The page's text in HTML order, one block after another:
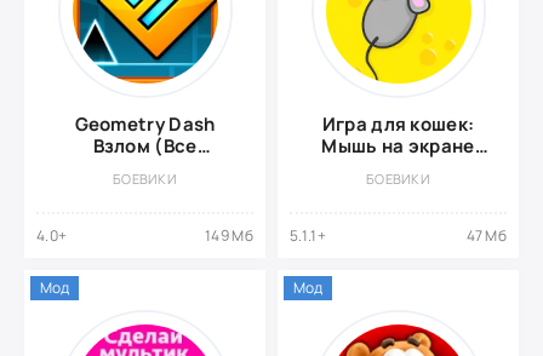
Geometry Dash
Взлом (Все
БОЕВИКИ
4.0+ 149 Мб
Игра для кошек:
Мышь на экране
игры]
БОЕВИКИ
5.1.1+ 47 Мб
Мод Мод